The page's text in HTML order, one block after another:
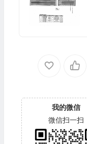
我的微信
微信扫一扫